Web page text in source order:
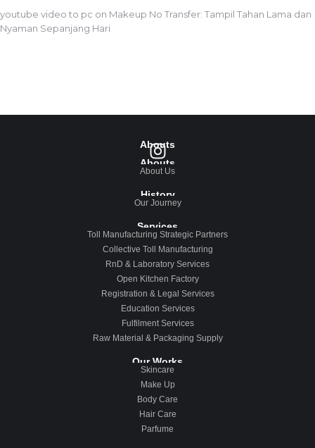
youtube video to pc on Makeup No Transfer: Tampil Tahan Lama dan
Nyaman Sepanjang Hari
Abouts
Abouts
About Us
History
Our Journey
Services
Toll Manufacturing Strategic Partners
Collective Toll Manufacturing
RnD & Laboratory Services
Open Kitchen Factory
Registration & Legal Services
Education Services
Fulfilment Services
Raw Material & Packaging Supply
Our Works
Skincare
Make Up
Body Care
Hair Care
Parfume